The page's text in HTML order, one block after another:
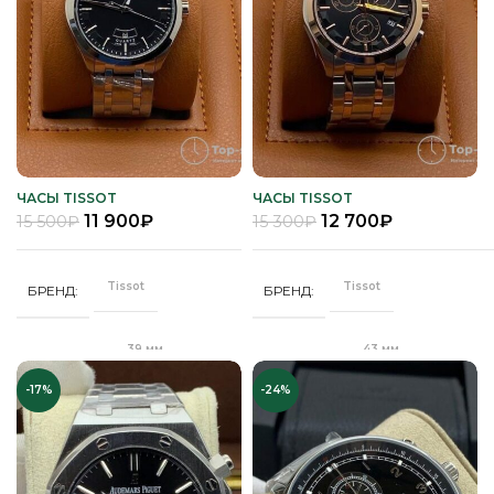
МЕХАНИЗМ Механика
ПОКРЫТИЕ
Полное
защитное IPG
покрытие
Часы мужские
РЕМЕНЬ
ЦВЕТ КОРПУСА
ЦВЕТ РЕМЕШКА Черный
МЕХАНИЗМ Кварц
ПОКРЫТИЕ
Полное
защитное IPG
покрытие
Часы мужские
РЕМЕНЬ
ЦВЕТ КОРПУСА
ЦВЕТ РЕМЕШКА Коричневый
ЧАСЫ TISSOT
15 500₽ 11 900₽
БРЕНД Tissot
39 мм
ЗАСТЕЖКА "Бабочка"
КОРПУС
Качественная
ЧАСЫ TISSOT
15 300₽ 12 700₽
БРЕНД Tissot
43 мм
ЗАСТЕЖКА "Бабочка"
КОРПУС
Качественная
-17% -24%